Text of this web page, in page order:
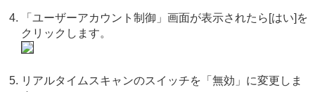
「ユーザーアカウント制御」画面が表示されたら[はい]を
クリックします。
リアルタイムスキャンのスイッチを「無効」に変更しま